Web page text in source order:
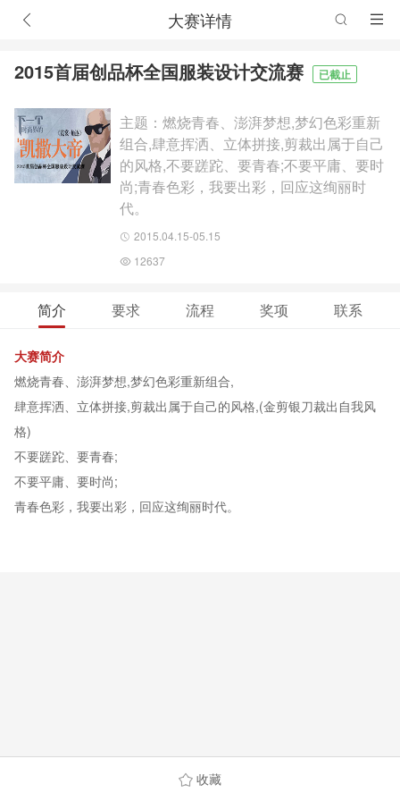
大赛详情
2015首届创品杯全国服装设计交流赛 已截止
主题：燃烧青春、澎湃梦想,梦幻色彩重新
组合,肆意挥洒、立体拼接,剪裁出属于自己
的风格,不要蹉跎、要青春;不要平庸、要时
尚;青春色彩，我要出彩，回应这绚丽时
代。
2015.04.15-05.15
12637
简介 要求 流程 奖项 联系
大赛简介
燃烧青春、澎湃梦想,梦幻色彩重新组合,
肆意挥洒、立体拼接,剪裁出属于自己的风格,(金剪银刀裁出自我风
格)
不要蹉跎、要青春;
不要平庸、要时尚;
青春色彩，我要出彩，回应这绚丽时代。
收藏